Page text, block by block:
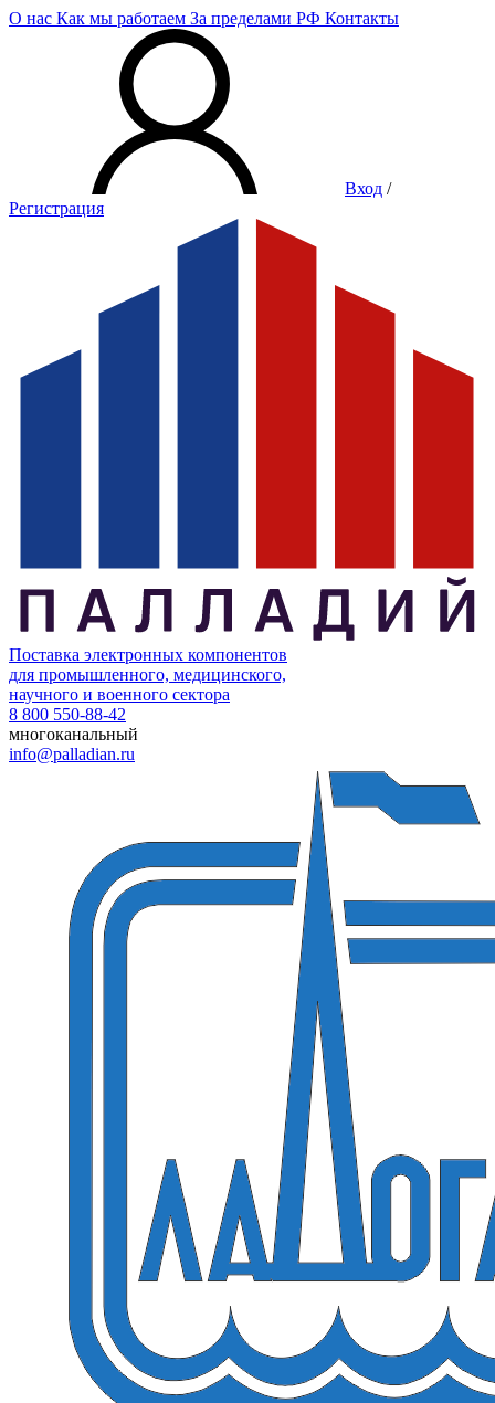
О нас Как мы работаем За пределами РФ Контакты
Вход /
Регистрация
Поставка электронных компонентов
для промышленного, медицинского,
научного и военного сектора
8 800 550-88-42
многоканальный
info@palladian.ru